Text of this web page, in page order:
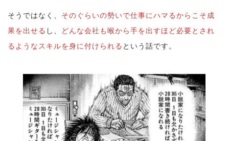
そうではなく、 そのぐらいの勢いで仕事にハマるからこそ成
果を出せる し、
どんな会社も喉から手を出すほど必要とされ
るようなスキルを身に付けられる という話です。